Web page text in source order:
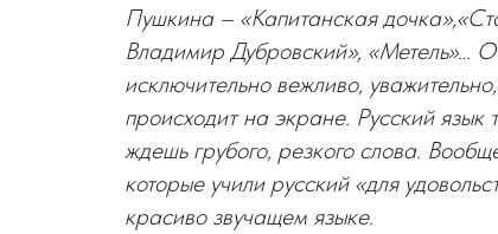
Пушкина – «Капитанская
Владимир Дубровский», «Метель»…
исключительно вежливо,
происходит на экране. Русский язык
ждешь грубого, резкого слова.
которые учили русский «для
красиво звучащем языке.